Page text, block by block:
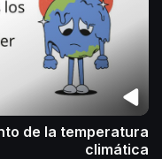
de la temperatura
climática